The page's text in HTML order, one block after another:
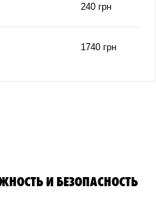
240 грн
1740 грн
И БЕЗОПАСНОСТЬ